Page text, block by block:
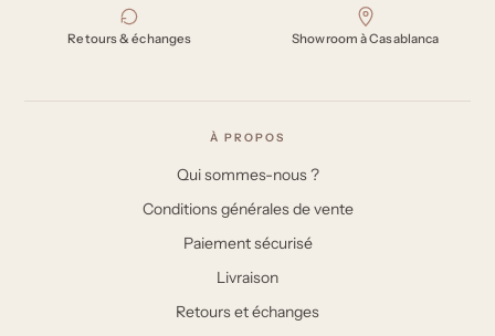
Retours & échanges Showroom à Casablanca
À PROPOS
Qui sommes-nous ?
Conditions générales de vente
Paiement sécurisé
Livraison
Retours et échanges